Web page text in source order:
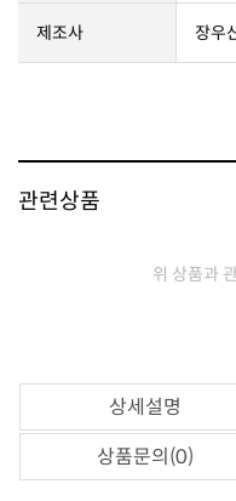
제조사 장우
관련상품
위 상품과
상세설명
상품문의(0)